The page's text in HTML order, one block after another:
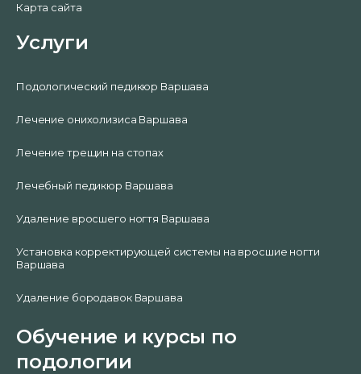
Карта сайта
Услуги
Подологический педикюр Варшава
Лечение онихолизиса Варшава
Лечение трещин на стопах
Лечебный педикюр Варшава
Удаление вросшего ногтя Варшава
Установка корректирующей системы на вросшие ногти
Варшава
Удаление бородавок Варшава
Обучение и курсы по
подологии